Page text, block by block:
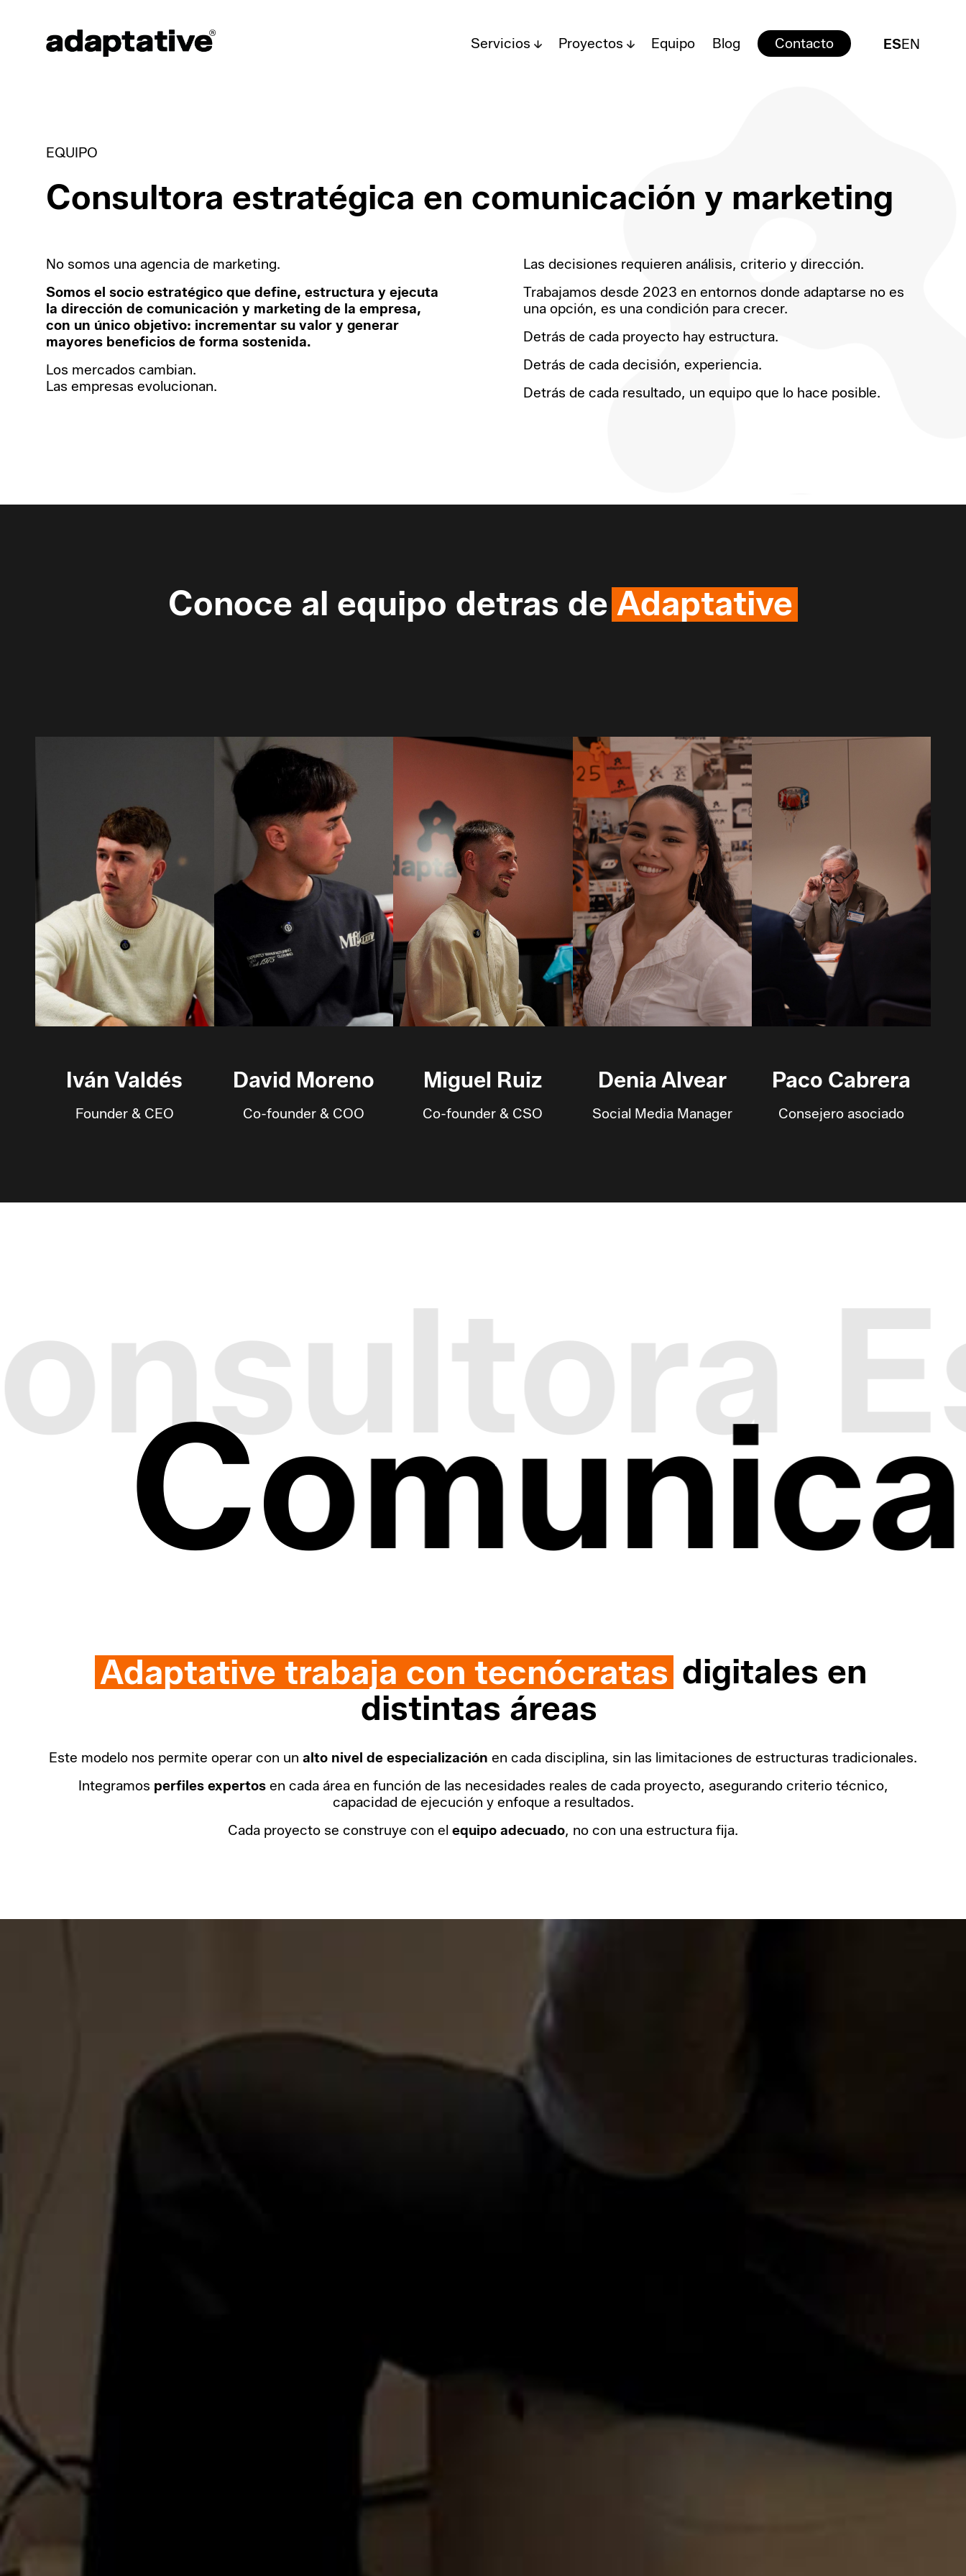
Servicios Proyectos Equipo Blog Contacto
EQUIPO
Consultora estratégica en comunicación y marketing
No somos una agencia de marketing.
Somos el socio estratégico que define, estructura y ejecuta
la dirección de comunicación y marketing de la empresa,
con un único objetivo: incrementar su valor y generar
mayores beneficios de forma sostenida.
Los mercados cambian.
Las empresas evolucionan.
Las decisiones requieren análisis, criterio y dirección.
Trabajamos desde 2023 en entornos donde adaptarse no es
una opción, es una condición para crecer.
Detrás de cada proyecto hay estructura.
Detrás de cada decisión, experiencia.
Detrás de cada resultado, un equipo que lo hace posible.
Conoce al equipo detras de Adaptative
Iván Valdés
Founder & CEO
David Moreno
Co-founder & COO
Miguel Ruiz
Co-founder & CSO
Denia Alvear
Social Media Manager
Paco Cabrera
Consejero asociado
Adaptative trabaja con tecnócratas digitales en
distintas áreas
Este modelo nos permite operar con un alto nivel de especialización en cada disciplina, sin las limitaciones de estructuras tradicionales.
Integramos perfiles expertosen cada área en función de las necesidades reales de cada proyecto, asegurando criterio técnico,
capacidad de ejecución y enfoque a resultados.
Cada proyecto se construye con el equipo adecuado, no con una estructura fija.
EN
ES